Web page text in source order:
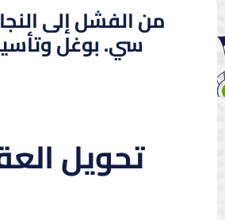
من الفشل إلى
سي. بوغل
تحويل